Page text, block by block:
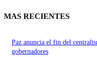
MAS RECIENTES
Paz anuncia el fin del
gobernadores